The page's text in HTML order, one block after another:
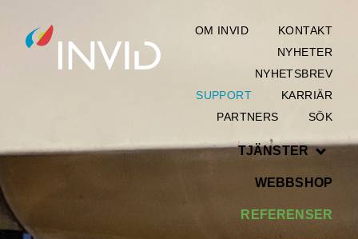
OM INVID
KONTAKT
NYHETER
NYHETSBREV
SUPPORT
KARRIÄR
PARTNERS
SÖK
TJÄNSTER
WEBBSHOP
REFERENSER